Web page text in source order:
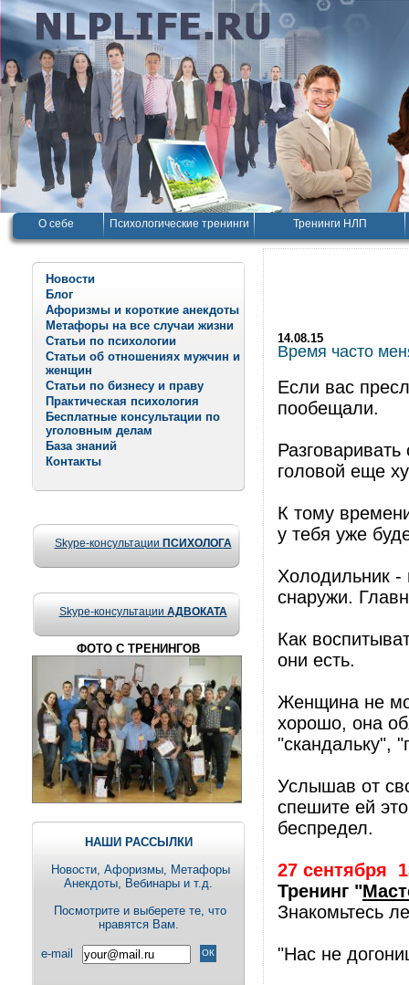
О себе Психологические тренинги Тренинги НЛП
Новости
Блог
Афоризмы и короткие анекдоты
Метафоры на все случаи жизни
Статьи по психологии
Статьи об отношениях мужчин и
женщин
Статьи по бизнесу и праву
Практическая психология
Бесплатные консультации по
уголовным делам
База знаний
Контакты
Skype-консультации ПСИХОЛОГА
Skype-консультации АДВОКАТА
ФОТО С ТРЕНИНГОВ
НАШИ РАССЫЛКИ
Новости, Aфоризмы, Метафоры
Анекдоты, Вебинары и т.д.
Посмотрите и выберете те, что
нравятся Вам.
e-mail
14.08.15
Время часто
Если вас
пообещали.
головой еще
К тому
у тебя уже
Холодильник -
снаружи.
Как
они есть.
Женщина не
хорошо, она
"скандальку",
Услышав от
спешите ей
беспредел.
27 сентября
Тренинг "
Знакомьтесь
"Нас не